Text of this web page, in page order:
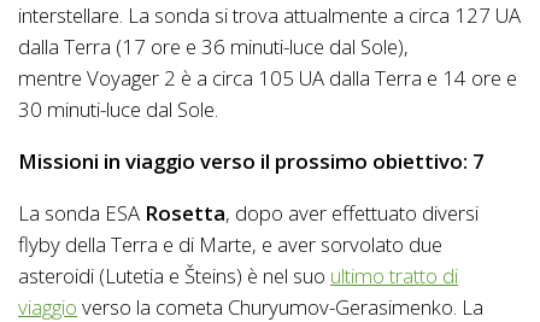
interstellare. La sonda si trova attualmente a circa 127 UA
dalla Terra (17 ore e 36 minuti-luce dal Sole),
mentre Voyager 2 è a circa 105 UA dalla Terra e 14 ore e
30 minuti-luce dal Sole.
Missioni in viaggio verso il prossimo obiettivo: 7
La sonda ESA Rosetta, dopo aver effettuato diversi
flyby della Terra e di Marte, e aver sorvolato due
asteroidi (Lutetia e Šteins) è nel suo ultimo tratto di
viaggio verso la cometa Churyumov-Gerasimenko. La